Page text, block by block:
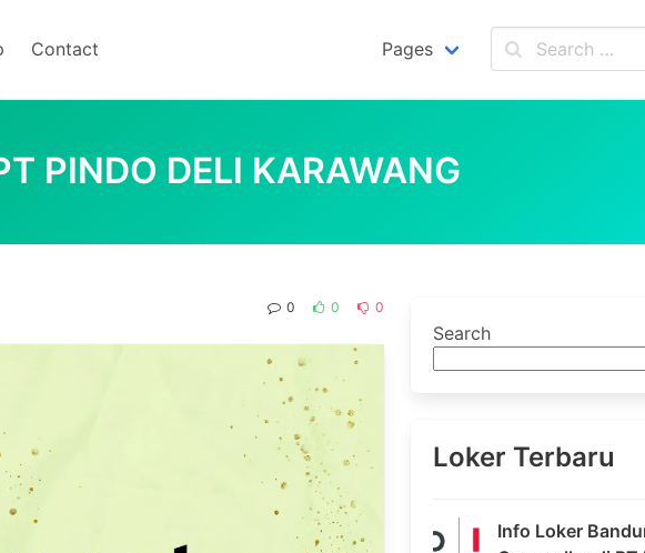
Contact Pages
PINDO DELI KARAWANG
0 0 0
Search
Loker Terbaru
Info Loker